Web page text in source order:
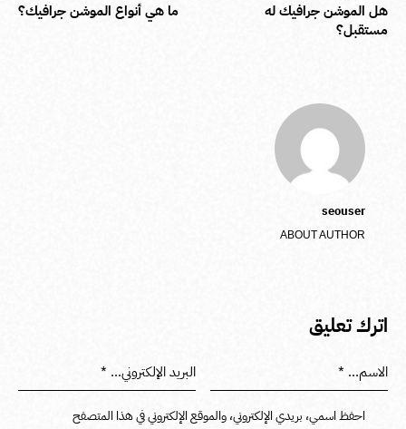
هل الموشن جرافيك له
مستقبل؟
ما هي أنواع الموشن جرافيك؟
seouser
ABOUT AUTHOR
اترك تعليق
احفظ اسمي، بريدي الإلكتروني، والموقع الإلكتروني في هذا المتصفح